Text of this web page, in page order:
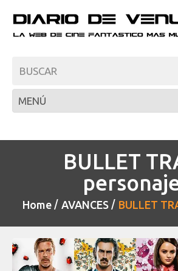
BULLET
Home AVANCES BULLET